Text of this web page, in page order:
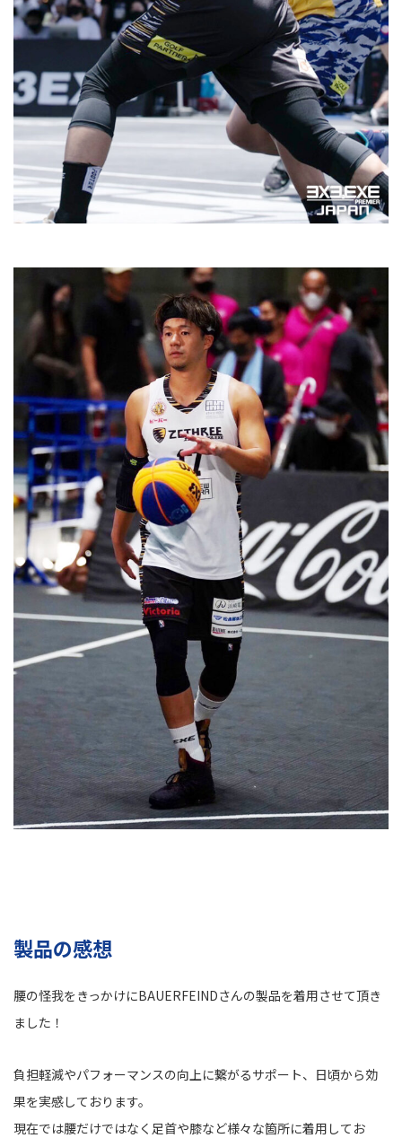
製品の感想
腰の怪我をきっかけにBAUERFEINDさんの製品を着用させて頂き
ました！
負担軽減やパフォーマンスの向上に繋がるサポート、日頃から効
果を実感しております。
現在では腰だけではなく足首や膝など様々な箇所に着用してお